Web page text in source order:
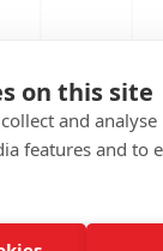
on this site
and
features and to